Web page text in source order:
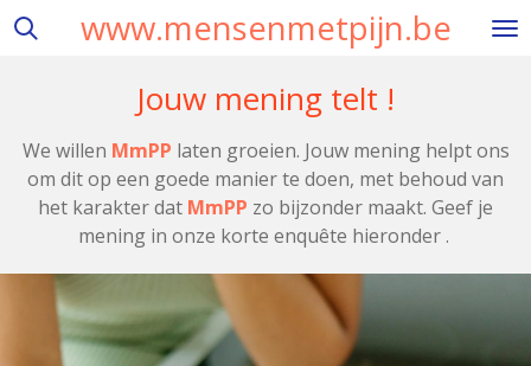
Ga
www.mensenmetpijn.be
Jouw mening telt !
We willen MmPP laten groeien. Jouw mening helpt ons
om dit op een goede manier te doen, met behoud van
het karakter dat MmPP zo bijzonder maakt. Geef je
mening in onze korte enquête hieronder .